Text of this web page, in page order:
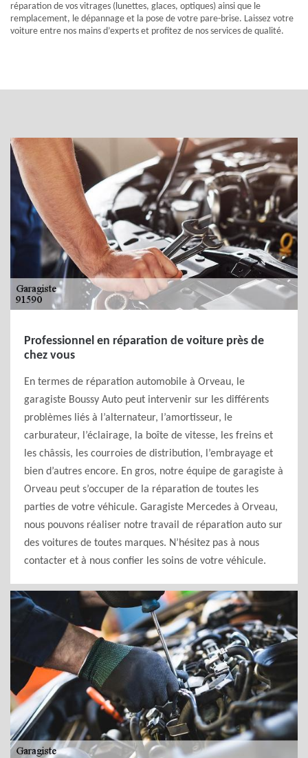
réparation de vos vitrages (lunettes, glaces, optiques) ainsi que le
remplacement, le dépannage et la pose de votre pare-brise. Laissez votre
voiture entre nos mains d’experts et profitez de nos services de qualité.
Professionnel en réparation de voiture près de
chez vous
En termes de réparation automobile à Orveau, le
garagiste Boussy Auto peut intervenir sur les différents
problèmes liés à l’alternateur, l’amortisseur, le
carburateur, l’éclairage, la boîte de vitesse, les freins et
les châssis, les courroies de distribution, l’embrayage et
bien d’autres encore. En gros, notre équipe de garagiste à
Orveau peut s’occuper de la réparation de toutes les
parties de votre véhicule. Garagiste Mercedes à Orveau,
nous pouvons réaliser notre travail de réparation auto sur
des voitures de toutes marques. N’hésitez pas à nous
contacter et à nous confier les soins de votre véhicule.